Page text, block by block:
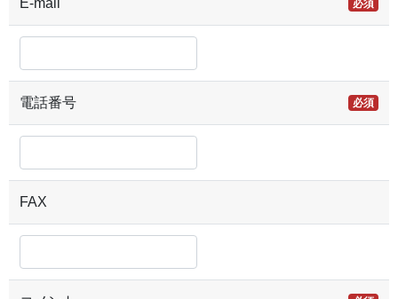
必須
電話番号 必須
FAX